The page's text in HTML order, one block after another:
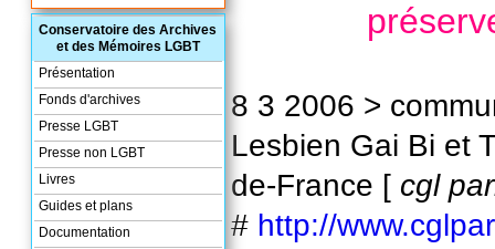
8 3 2006 >
Lesbien Gai Bi et
de-France [ cgl
# http://
Conservatoire des Archives
et des Mémoires LGBT
Présentation
Fonds d'archives
Presse LGBT
Presse non LGBT
Livres
Guides et plans
Documentation